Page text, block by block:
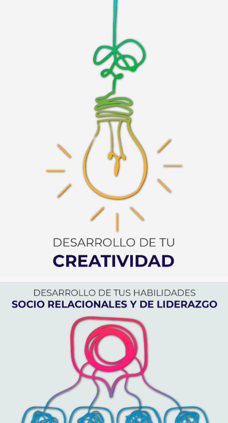
DESARROLLO DE TU CREATIVIDAD
DESARROLLO DE TUS HABILIDADES SOCIO RELACIONALES
Y DE LIDERAZGO